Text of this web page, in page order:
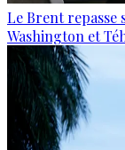
Le Brent repasse
Washington et